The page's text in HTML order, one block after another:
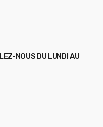
NOUS DU LUNDI AU